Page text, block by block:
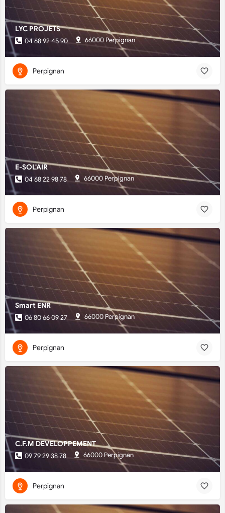
LYC PROJETS
04 68 92 45 90 66000 Perpignan
Perpignan
E-SOL'AIR
04 68 22 98 78 66000 Perpignan
Perpignan
Smart ENR
06 80 66 09 27 66000 Perpignan
Perpignan
C.F.M DEVELOPPEMENT
09 79 29 38 78 66000 Perpignan
Perpignan